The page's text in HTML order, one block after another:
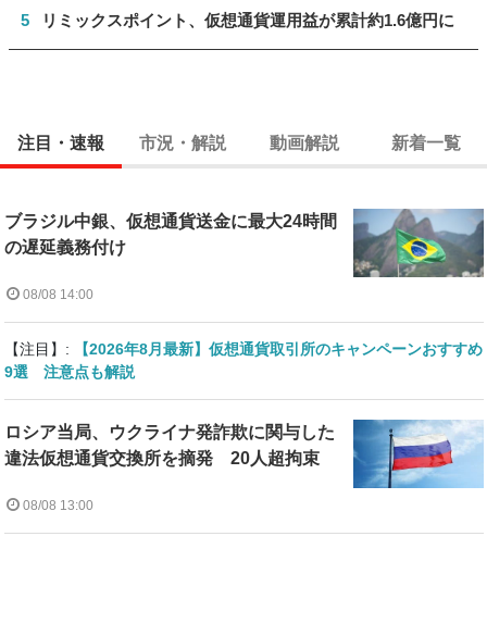
5 リミックスポイント、仮想通貨運用益が累計約1.6億円に
注目・速報 市況・解説 動画解説 新着一覧
ブラジル中銀、仮想通貨送金に最大24時間
の遅延義務付け
08/08 14:00
【注目】:
【2026年8月最新】仮想通貨取引所のキャンペーンおすすめ
9選 注意点も解説
ロシア当局、ウクライナ発詐欺に関与した
違法仮想通貨交換所を摘発 20人超拘束
08/08 13:00